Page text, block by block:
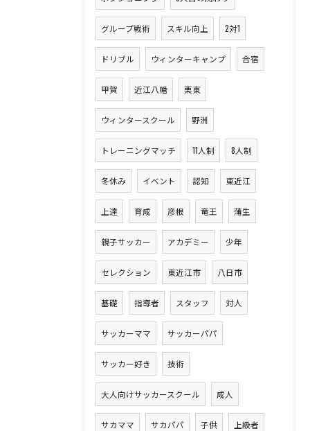
グループ戦術 スキル向上 2対1
ドリブル ウィンターキャンプ 合宿
甲賀 近江八幡 栗東
ウィンタースクール 野洲
トレーニングマッチ 11人制 8人制
冬休み イベント 認知 東近江
上達 育成 彦根 竜王 蒲生
親子サッカー アカデミー 少年
セレクション 東近江市 八日市
基礎 指導者 スタッフ 対人
サッカーママ サッカーパパ
サッカー好き 技術
大人向けサッカースクール 成人
サカママ サカパパ 子供 上級者